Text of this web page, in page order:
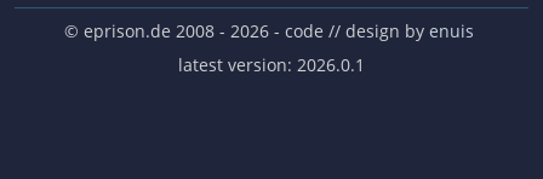
© eprison.de 2008 - 2026- code // design by enuis
latest version: 2026.0.1